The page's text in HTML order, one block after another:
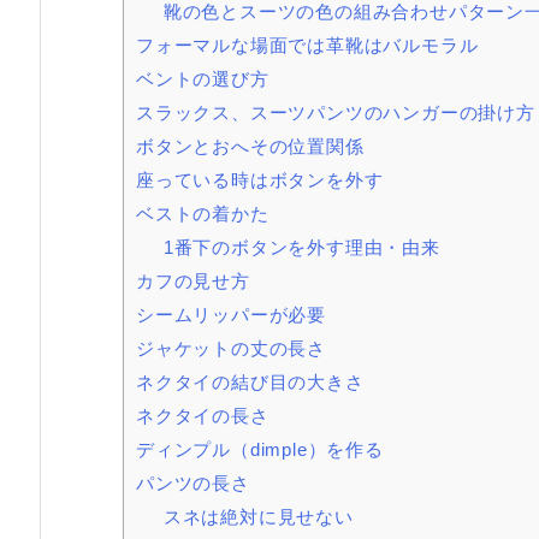
靴の色とスーツの色の組み合わせパターン
フォーマルな場面では革靴はバルモラル
ベントの選び方
スラックス、スーツパンツのハンガーの掛け方
ボタンとおへその位置関係
座っている時はボタンを外す
ベストの着かた
1番下のボタンを外す理由・由来
カフの見せ方
シームリッパーが必要
ジャケットの丈の長さ
ネクタイの結び目の大きさ
ネクタイの長さ
ディンプル（dimple）を作る
パンツの長さ
スネは絶対に見せない